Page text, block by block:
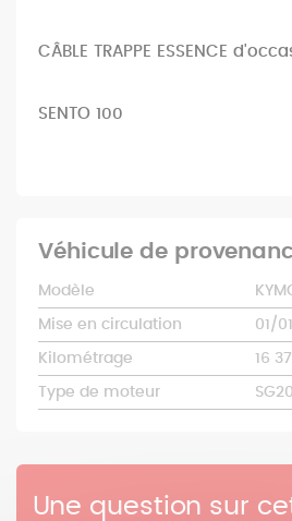
CÂBLE TRAPPE ESSENCE
SENTO 100
Véhicule de
Modèle
Mise en circulation 01/
Kilométrage 16
Type de moteur
Une question sur